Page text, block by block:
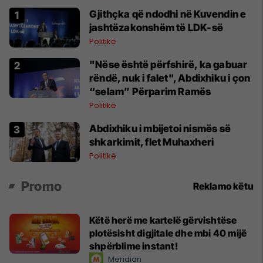
Gjithçka që ndodhi në Kuvendin e
jashtëzakonshëm të LDK-së
Politikë
"Nëse është përfshirë, ka gabuar
rëndë, nuk i falet", Abdixhiku i çon
“selam” Përparim Ramës
Politikë
Abdixhiku i mbijetoi nismës së
shkarkimit, flet Muhaxheri
Politikë
Promo Reklamo këtu
Këtë herë me kartelë gërvishtëse
plotësisht digjitale dhe mbi 40 mijë
shpërblime instant!
Meridian